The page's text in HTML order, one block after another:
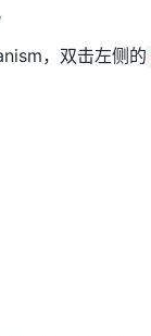
，双击左侧的